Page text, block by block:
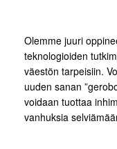
Olemme juuri
teknologioiden
väestön tarpeisiin.
uuden sanan
voidaan tuottaa
vanhuksia